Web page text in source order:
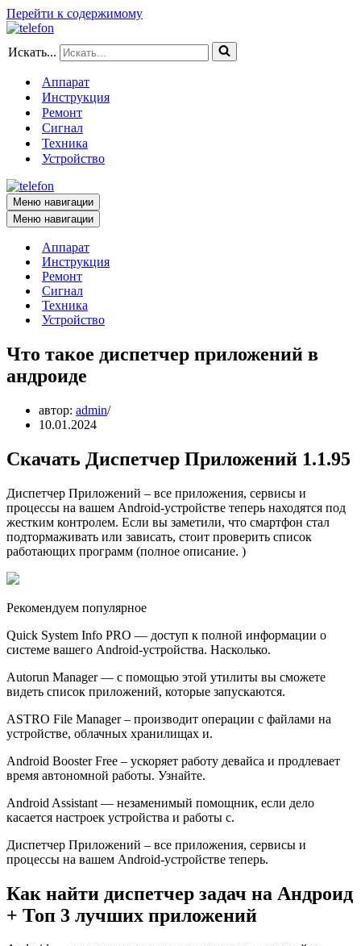
Перейти к содержимому
Искать...
Аппарат
Инструкция
Ремонт
Сигнал
Техника
Устройство
Меню навигации
Меню навигации
Аппарат
Инструкция
Ремонт
Сигнал
Техника
Устройство
Что такое диспетчер приложений в
андроиде
автор: admin
10.01.2024
Скачать Диспетчер Приложений 1.1.95
Диспетчер Приложений – все приложения, сервисы и
процессы на вашем Android-устройстве теперь находятся под
жестким контролем. Если вы заметили, что смартфон стал
подтормаживать или зависать, стоит проверить список
работающих программ (полное описание. )
Рекомендуем популярное
Quick System Info PRO — доступ к полной информации о
системе вашего Android-устройства. Насколько.
Autorun Manager — с помощью этой утилиты вы сможете
видеть список приложений, которые запускаются.
ASTRO File Manager – производит операции с файлами на
устройстве, облачных хранилищах и.
Android Booster Free – ускоряет работу девайса и продлевает
время автономной работы. Узнайте.
Android Assistant — незаменимый помощник, если дело
касается настроек устройства и работы с.
Диспетчер Приложений – все приложения, сервисы и
процессы на вашем Android-устройстве теперь.
Как найти диспетчер задач на Андроид
+ Топ 3 лучших приложений